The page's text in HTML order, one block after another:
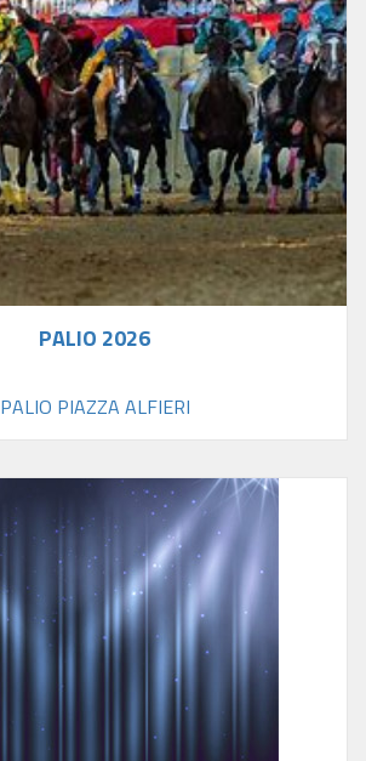
PALIO 2026
PALIO PIAZZA ALFIERI